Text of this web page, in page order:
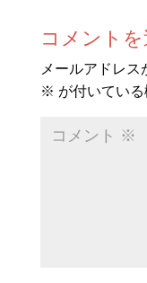
コメント
メールアドレス
※ が付いてい